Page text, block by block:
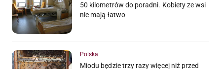
50 kilometrów do poradni. Kobiety ze wsi
nie mają łatwo
Polska
Miodu będzie trzy razy więcej niż przed